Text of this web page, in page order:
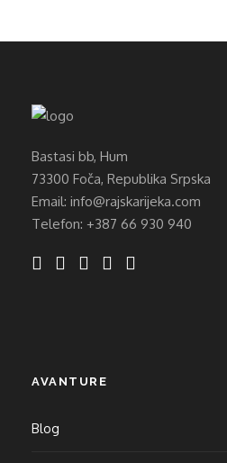
Bastasi bb, Hum
73300 Foča, Republika Srpska
Email: info@rajskarijeka.com
Telefon: +387 66 930 940
AVANTURE
Blog